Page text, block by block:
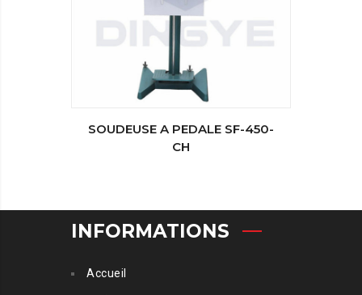
SOUDEUSE A PEDALE SF-450-
CH
INFORMATIONS
Accueil